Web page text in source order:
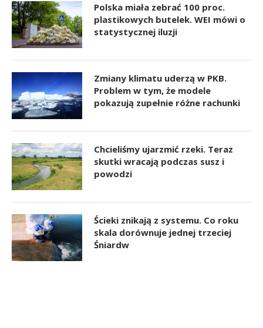
Polska miała zebrać 100 proc.
plastikowych butelek. WEI mówi o
statystycznej iluzji
Zmiany klimatu uderzą w PKB.
Problem w tym, że modele
pokazują zupełnie różne rachunki
Chcieliśmy ujarzmić rzeki. Teraz
skutki wracają podczas susz i
powodzi
Ścieki znikają z systemu. Co roku
skala dorównuje jednej trzeciej
Śniardw